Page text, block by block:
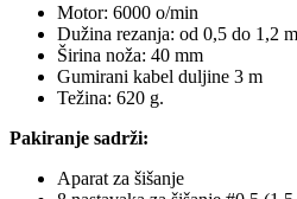
Motor: 6000 o/min
Dužina rezanja: od 0,5 do 1,2
Širina noža: 40 mm
Gumirani kabel duljine 3 m
Težina: 620 g.
Pakiranje sadrži:
Aparat za šišanje